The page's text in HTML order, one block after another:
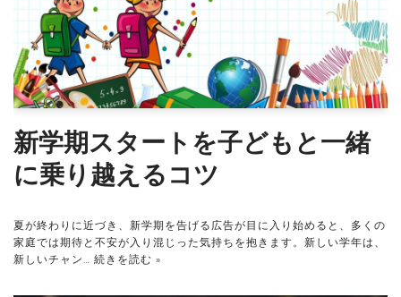
新学期スタートを子どもと一緒
に乗り越えるコツ
夏が終わりに近づき、新学期を告げる広告が目に入り始めると、多くの
家庭では期待と不安が入り混じった気持ちを抱きます。新しい学年は、
新しいチャン… 続きを読む »